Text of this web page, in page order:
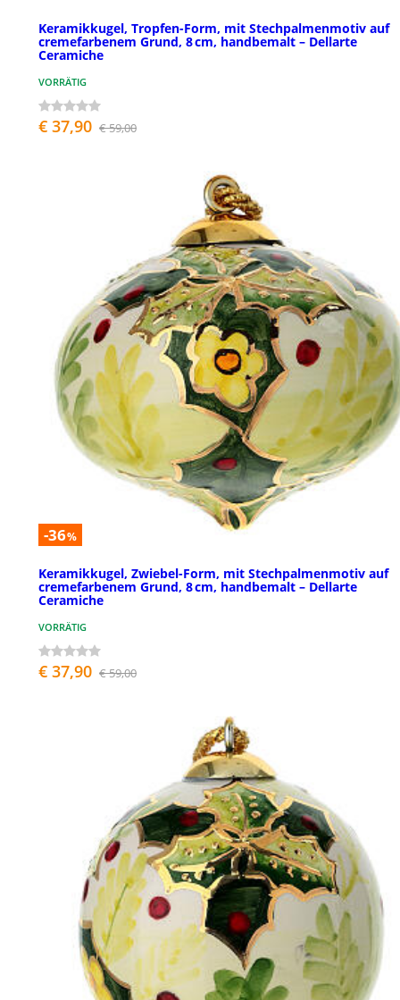
Keramikkugel, Tropfen-Form, mit Stechpalmenmotiv auf
cremefarbenem Grund, 8 cm, handbemalt – Dellarte
Ceramiche
VORRÄTIG
€ 37,90 € 59,00
-36%
Keramikkugel, Zwiebel-Form, mit Stechpalmenmotiv auf
cremefarbenem Grund, 8 cm, handbemalt – Dellarte
Ceramiche
VORRÄTIG
€ 37,90 € 59,00